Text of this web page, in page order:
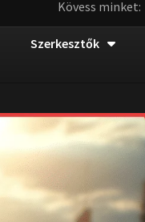
Kövess minket:
Szerkesztők